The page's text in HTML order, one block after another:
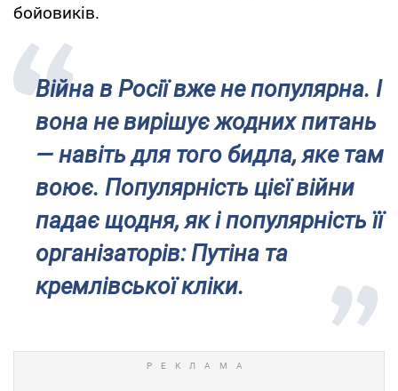
бойовиків.
Війна в Росії вже не популярна. І
вона не вирішує жодних питань
— навіть для того бидла, яке там
воює. Популярність цієї війни
падає щодня, як і популярність її
організаторів: Путіна та
кремлівської кліки.